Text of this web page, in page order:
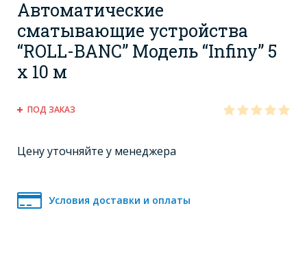
Автоматические
сматывающие устройства
“ROLL-BANC” Модель “Infiny” 5
х 10 м
ПОД ЗАКАЗ
Цену уточняйте у менеджера
Условия доставки и оплаты